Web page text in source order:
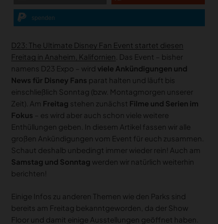
spenden
D23: The Ultimate Disney Fan Event startet diesen
Freitag in Anaheim, Kalifornien . Das Event – bisher
namens D23 Expo – wird viele Ankündigungen und
News für Disney Fans parat halten und läuft bis
einschließlich Sonntag (bzw. Montagmorgen unserer
Zeit). Am Freitag stehen zunächst Filme und Serien im
Fokus – es wird aber auch schon viele weitere
Enthüllungen geben. In diesem Artikel fassen wir alle
großen Ankündigungen vom Event für euch zusammen.
Schaut deshalb unbedingt immer wieder rein! Auch am
Samstag und Sonntag werden wir natürlich weiterhin
berichten!
Einige Infos zu anderen Themen wie den Parks sind
bereits am Freitag bekanntgeworden, da der Show
Floor und damit einige Ausstellungen geöffnet haben.